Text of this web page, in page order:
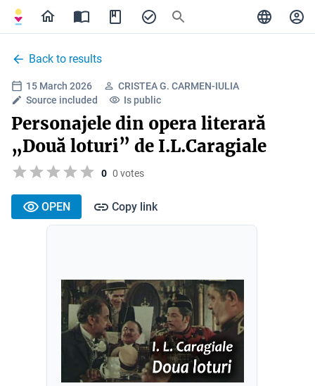
Back to results
15 March 2026
CRISTEA G. CARMEN-IULIA
Source included
Is public
Personajele din opera literară
„Două loturi” de I.L.Caragiale
0 0 votes
OPEN Copy link